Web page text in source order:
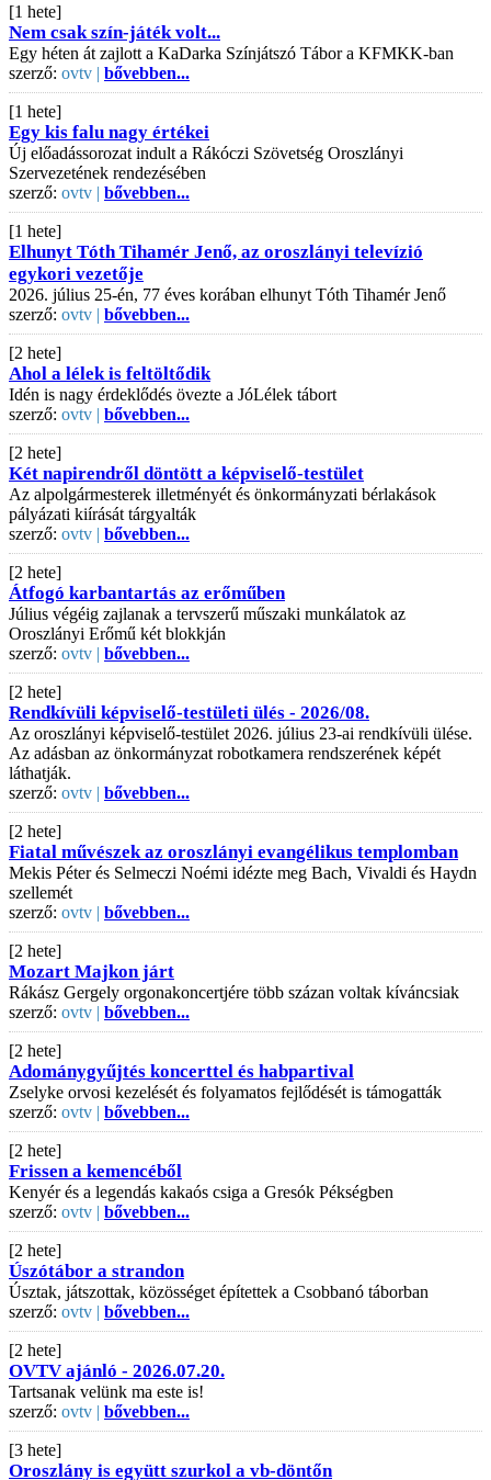
[1 hete]
Nem csak szín-játék volt...
Egy héten át zajlott a KaDarka Színjátszó Tábor a KFMKK-ban
szerző: ovtv | bővebben...
[1 hete]
Egy kis falu nagy értékei
Új előadássorozat indult a Rákóczi Szövetség Oroszlányi
Szervezetének rendezésében
szerző: ovtv | bővebben...
[1 hete]
Elhunyt Tóth Tihamér Jenő, az oroszlányi televízió
egykori vezetője
2026. július 25-én, 77 éves korában elhunyt Tóth Tihamér Jenő
szerző: ovtv | bővebben...
[2 hete]
Ahol a lélek is feltöltődik
Idén is nagy érdeklődés övezte a JóLélek tábort
szerző: ovtv | bővebben...
[2 hete]
Két napirendről döntött a képviselő-testület
Az alpolgármesterek illetményét és önkormányzati bérlakások
pályázati kiírását tárgyalták
szerző: ovtv | bővebben...
[2 hete]
Átfogó karbantartás az erőműben
Július végéig zajlanak a tervszerű műszaki munkálatok az
Oroszlányi Erőmű két blokkján
szerző: ovtv | bővebben...
[2 hete]
Rendkívüli képviselő-testületi ülés - 2026/08.
Az oroszlányi képviselő-testület 2026. július 23-ai rendkívüli ülése.
Az adásban az önkormányzat robotkamera rendszerének képét
láthatják.
szerző: ovtv | bővebben...
[2 hete]
Fiatal művészek az oroszlányi evangélikus templomban
Mekis Péter és Selmeczi Noémi idézte meg Bach, Vivaldi és Haydn
szellemét
szerző: ovtv | bővebben...
[2 hete]
Mozart Majkon járt
Rákász Gergely orgonakoncertjére több százan voltak kíváncsiak
szerző: ovtv | bővebben...
[2 hete]
Adománygyűjtés koncerttel és habpartival
Zselyke orvosi kezelését és folyamatos fejlődését is támogatták
szerző: ovtv | bővebben...
[2 hete]
Frissen a kemencéből
Kenyér és a legendás kakaós csiga a Gresók Pékségben
szerző: ovtv | bővebben...
[2 hete]
Úszótábor a strandon
Úsztak, játszottak, közösséget építettek a Csobbanó táborban
szerző: ovtv | bővebben...
[2 hete]
OVTV ajánló - 2026.07.20.
Tartsanak velünk ma este is!
szerző: ovtv | bővebben...
[3 hete]
Oroszlány is együtt szurkol a vb-döntőn